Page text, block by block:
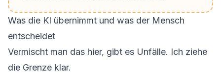
Was die KI übernimmt und was der Mensch
entscheidet
Vermischt man das hier, gibt es Unfälle. Ich ziehe
die Grenze klar.